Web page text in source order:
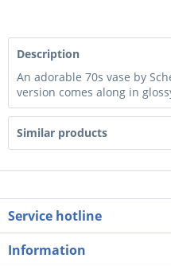
Description
An adorable 70s vase by
version comes along in
Similar products
Service hotline
Information